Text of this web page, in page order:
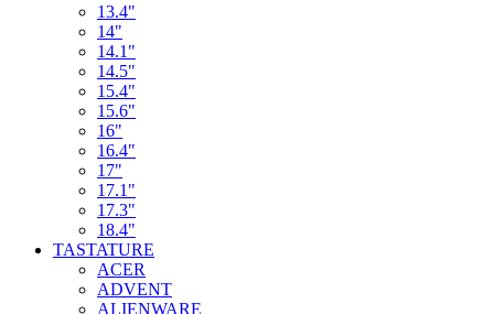
13.4"
14"
14.1"
14.5"
15.4"
15.6"
16"
16.4"
17"
17.1"
17.3"
18.4"
TASTATURE
ACER
ADVENT
ALIENWARE